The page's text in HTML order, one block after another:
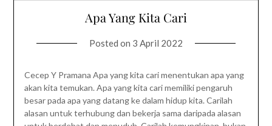
Apa Yang Kita Cari
Posted on 3 April 2022
Cecep Y Pramana Apa yang kita cari menentukan apa yang
akan kita temukan. Apa yang kita cari memiliki pengaruh
besar pada apa yang datang ke dalam hidup kita. Carilah
alasan untuk terhubung dan bekerja sama daripada alasan